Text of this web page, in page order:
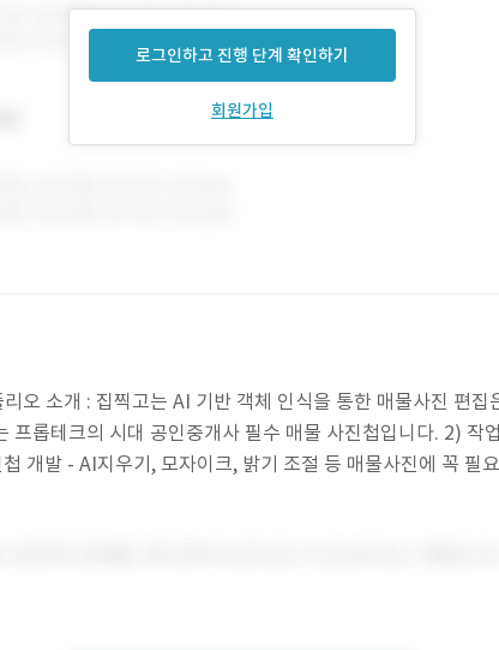
로그인하고 진행 단계 확인하기
회원가입
오 소개 : 집찍고는 AI 기반 객체 인식을 통한 매물사진 편집
프롭테크의 시대 공인중개사 필수 매물 사진첩입니다. 2) 작
개발 - AI지우기, 모자이크, 밝기 조절 등 매물사진에 꼭 필